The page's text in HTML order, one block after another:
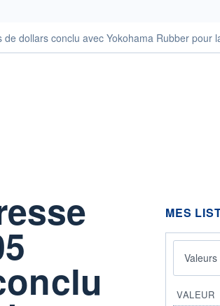
dollars conclu avec Yokohama Rubber pour
MES
VALEUR